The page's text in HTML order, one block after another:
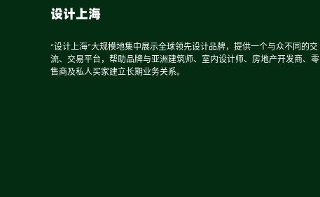
设计上海
“设计上海”大规模地集中展示全球领先设计品牌，提供一个与众不同的交
流、交易平台，帮助品牌与亚洲建筑师、室内设计师、房地产开发商、零
售商及私人买家建立长期业务关系。